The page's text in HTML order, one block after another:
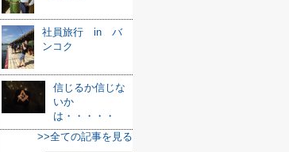
社員旅行 in バ
ンコク
信じるか信じな
いか
は・・・・・
>>全ての記事を見る